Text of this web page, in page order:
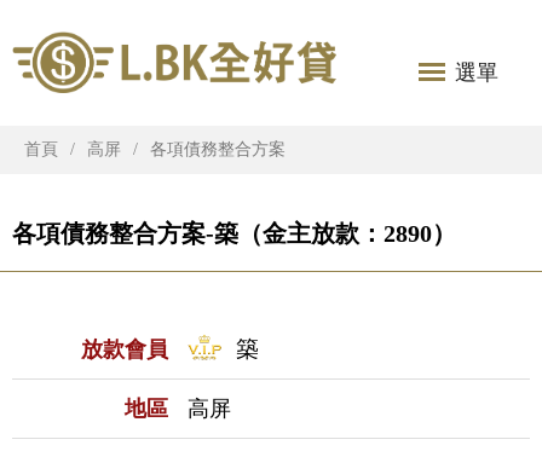
選單
首頁 高屏 各項債務整合方案
各項債務整合方案-築（金主放款：2890）
放款會員 築
地區 高屏